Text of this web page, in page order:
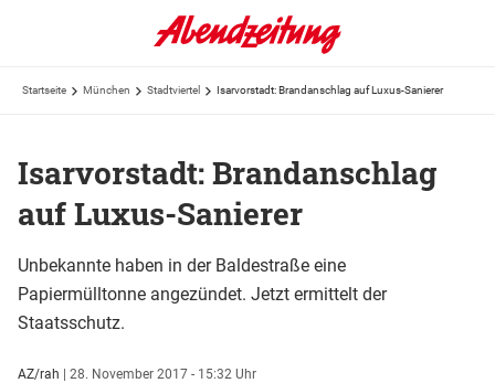
Startseite München Stadtviertel Isarvorstadt: Brandanschlag auf Luxus-Sanierer
Isarvorstadt: Brandanschlag
auf Luxus-Sanierer
Unbekannte haben in der Baldestraße eine
Papiermülltonne angezündet. Jetzt ermittelt der
Staatsschutz.
AZ/rah | 28. November 2017 - 15:32 Uhr